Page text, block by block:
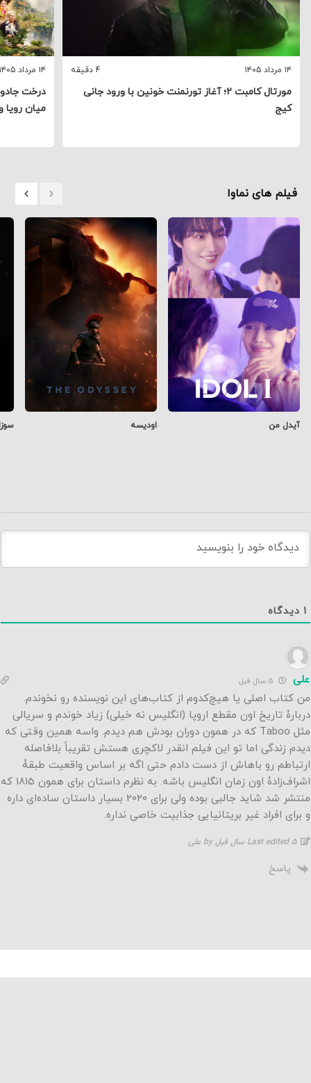
۱۴ مرداد ۱۴۰۵ 4 دقیقه
مورتال کامبت ۲؛ آغاز تورنمنت خونین با ورود جانی
کیج
۱۴ مرداد ۱۴۰۵
درخت
میان رویا
فیلم های نماوا
آیدل من اودیسه
1 دیدگاه
علی
من کتاب اصلی یا هیچ‌کدوم از کتاب‌های این نویسنده رو نخوندم.
دربارۀ تاریخ اون مقطع اروپا (انگلیس نه خیلی) زیاد خوندم و سریالی
مثل Taboo که در همون دوران بودش هم دیدم. واسه همین وقتی که
دیدم زندگی اما تو این فیلم انقدر لاکچری هستش تقریباً بلافاصله
ارتباطم رو باهاش از دست دادم حتی اگه بر اساس واقعیت طبقۀ
اشراف‌زادۀ اون زمان انگلیس باشه. به نظرم داستان برای همون 1815 که
منتشر شد شاید جالبی بوده ولی برای 2020 بسیار داستان ساده‌ای داره
و برای افراد غیر بریتانیایی جذابیت خاصی نداره.
Last edited 5 سال قبل by علی
پاسخ